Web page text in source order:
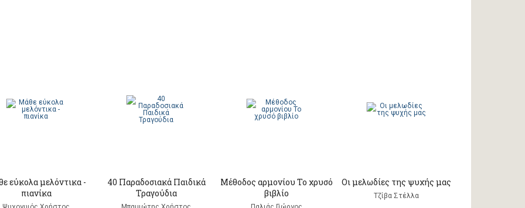
εύκολα μελόντικα -
πιανίκα
40 Παραδοσιακά Παιδικά
Τραγούδια
Μέθοδος αρμονίου Το χρυσό
βιβλίο
Οι μελωδίες της ψυχής μας
Τζίβα Στέλλα